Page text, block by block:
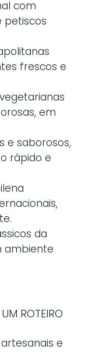
com
petiscos
frescos e
em
e saborosos,
rápido e
da
ambiente
ROTEIRO
e